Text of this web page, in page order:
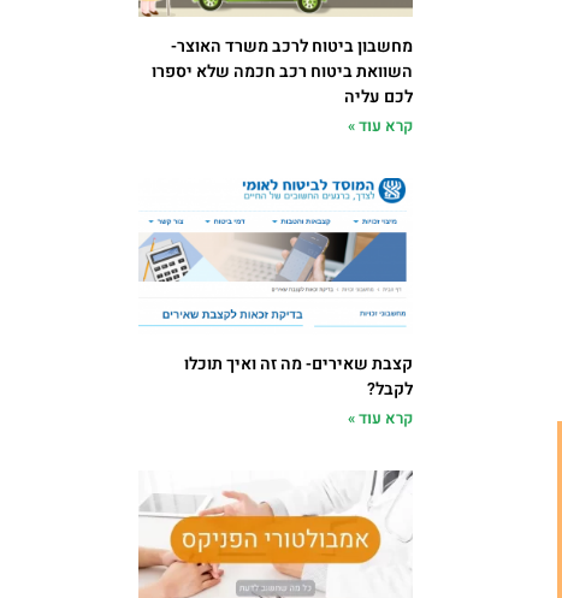
מחשבון ביטוח לרכב משרד האוצר-
השוואת ביטוח רכב חכמה שלא יספרו
לכם עליה
קרא עוד »
קצבת שאירים- מה זה ואיך תוכלו
לקבל?
קרא עוד »